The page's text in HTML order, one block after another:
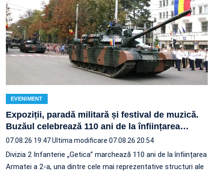
EVENIMENT
Expoziții, paradă militară și festival de muzică.
Buzăul celebrează 110 ani de la înființarea…
07.08.26 19:47Ultima modificare 07.08.26 20:54
Divizia 2 Infanterie „Getica” marchează 110 ani de la înființarea
Armatei a 2-a, una dintre cele mai reprezentative structuri ale